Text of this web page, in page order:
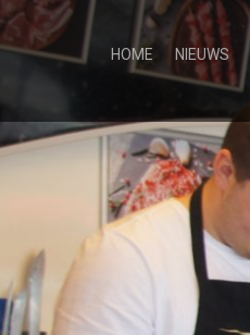
HOME NIEUWS